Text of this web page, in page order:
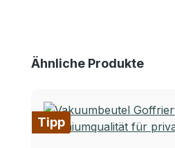
Produktgalerie überspringen
Ähnliche Produkte
Tipp